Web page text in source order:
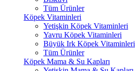
Tüm Ürünler
Köpek Vitaminleri
Yetişkin Köpek Vitaminleri
Yavru Köpek Vitaminleri
Büyük Irk Köpek Vitaminleri
Tüm Ürünler
Köpek Mama & Su Kapları